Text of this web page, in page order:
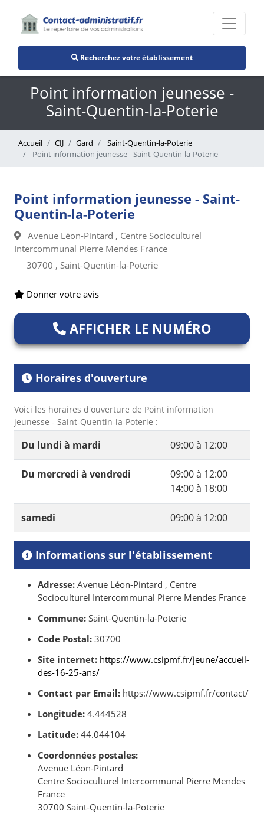
Recherchez votre établissement
Point information jeunesse -
Saint-Quentin-la-Poterie
Accueil CIJ Gard
Saint-Quentin-la-Poterie
Point information jeunesse - Saint-Quentin-la-Poterie
Point information jeunesse - Saint-
Quentin-la-Poterie
Avenue Léon-Pintard , Centre Socioculturel
Intercommunal Pierre Mendes France
30700 , Saint-Quentin-la-Poterie
Donner votre avis
AFFICHER LE NUMÉRO
Horaires d'ouverture
Voici les horaires d'ouverture de Point information
jeunesse - Saint-Quentin-la-Poterie :
Du lundi à mardi 09:00 à 12:00
Du mercredi à vendredi
09:00 à 12:00
14:00 à 18:00
samedi 09:00 à 12:00
Informations sur l'établissement
Adresse: Avenue Léon-Pintard , Centre
Socioculturel Intercommunal Pierre Mendes France
Commune: Saint-Quentin-la-Poterie
Code Postal: 30700
Site internet: https://www.csipmf.fr/jeune/accueil-
des-16-25-ans/
Contact par Email: https://www.csipmf.fr/contact/
Longitude: 4.444528
Latitude: 44.044104
Coordonnées postales:
Avenue Léon-Pintard
Centre Socioculturel Intercommunal Pierre Mendes
France
30700 Saint-Quentin-la-Poterie